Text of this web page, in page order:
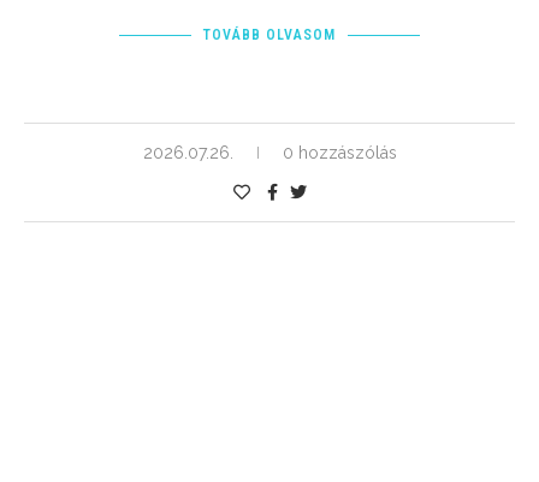
TOVÁBB OLVASOM
2026.07.26. 0 hozzászólás